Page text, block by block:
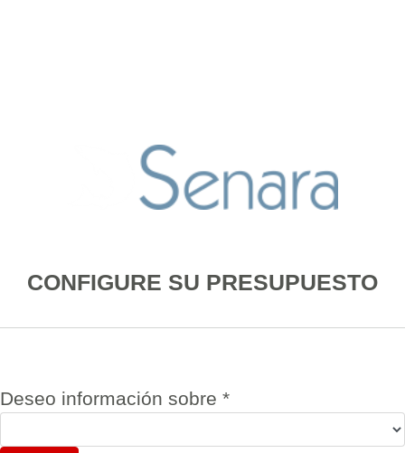
CONFIGURE SU PRESUPUESTO
Deseo información sobre *